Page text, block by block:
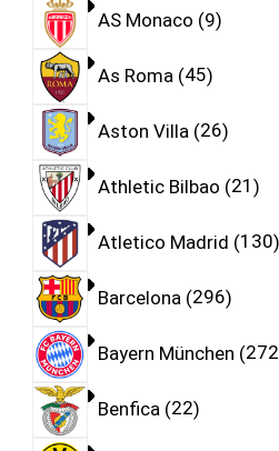
AS Monaco 9
As Roma 45
Aston Villa 26
Athletic Bilbao 21
Atletico Madrid 130
Barcelona 296
Bayern München 272
Benfica 22